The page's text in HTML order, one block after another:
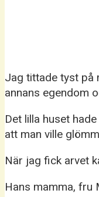
Jag tittade tyst på
annans egendom
Det lilla huset
att man ville
När jag fick arvet
Hans mamma, fru